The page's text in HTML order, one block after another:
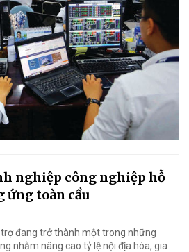
nghiệp công nghiệp hỗ
ứng toàn cầu
đang trở thành một trong những
nhằm nâng cao tỷ lệ nội địa hóa, gia